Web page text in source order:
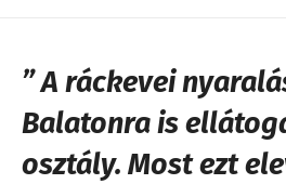
” A ráckevei
Balatonra is
osztály. Most ezt